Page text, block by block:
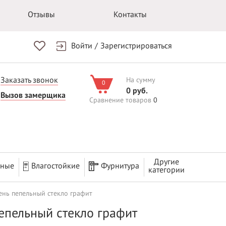
Отзывы Контакты
Войти / Зарегистрироваться
Заказать звонок
Вызов замерщика
0 На сумму
0 руб.
Сравнение товаров 0
Влагостойкие Фурнитура
Другие
категории
пепельный стекло графит
стекло графит